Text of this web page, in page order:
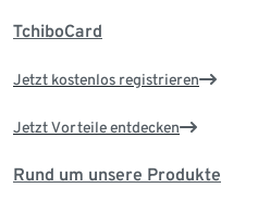
TchiboCard
Jetzt kostenlos registrieren
Jetzt Vorteile entdecken
Rund um unsere Produkte